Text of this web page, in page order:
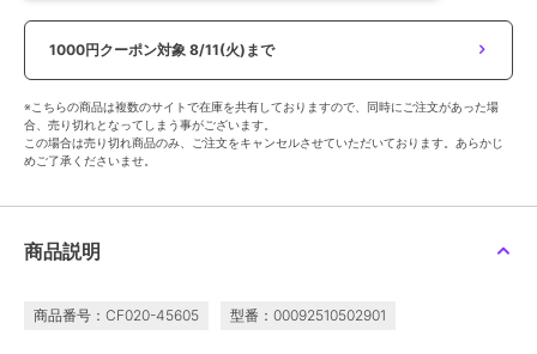
1000円クーポン対象 8/11(火)まで
※こちらの商品は複数のサイトで在庫を共有しておりますので、同時にご注文があった場
合、売り切れとなってしまう事がございます。
この場合は売り切れ商品のみ、ご注文をキャンセルさせていただいております。あらかじ
めご了承くださいませ。
商品説明
商品番号：CF020-45605 型番：00092510502901